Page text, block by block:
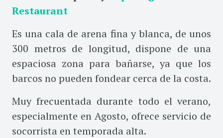
Restaurant
Es una cala de arena fina y blanca, de unos
300 metros de longitud, dispone de una
espaciosa zona para bañarse, ya que los
barcos no pueden fondear cerca de la costa.
Muy frecuentada durante todo el verano,
especialmente en Agosto, ofrece servicio de
socorrista en temporada alta.